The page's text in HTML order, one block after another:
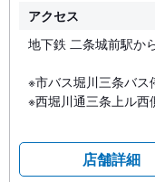
アクセス
地下鉄 二条城前駅か
※市バス堀川三条バス
※西堀川通三条上ル西
店舗詳細